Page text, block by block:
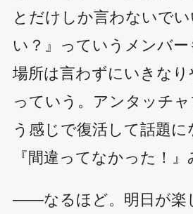
とだけしか言わないで
い？』っていうメンバ
場所は言わずにいきな
っていう。アンタッチ
う感じで復活して話題に
『間違ってなかった！』
――なるほど。明日が楽